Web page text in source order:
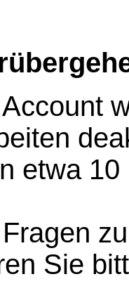
etwa
Sie